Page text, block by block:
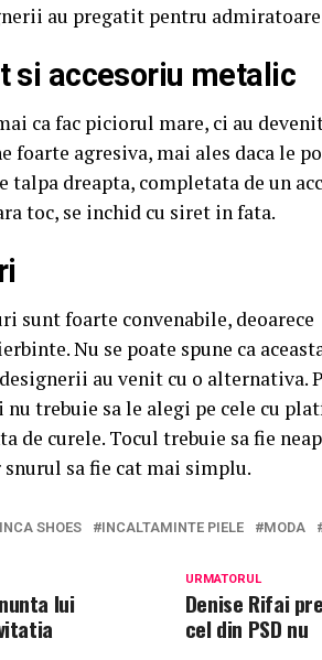
au pregatit pentru
si accesoriu metalic
ca fac piciorul mare, ci au
foarte agresiva, mai ales daca le
talpa dreapta, completata de un
toc, se inchid cu siret in fata.
sunt foarte convenabile,
Nu se poate spune ca
au venit cu o alternativa.
trebuie sa le alegi pe cele cu
de curele. Tocul trebuie sa fie
sa fie cat mai simplu.
SHOES INCALTAMINTE PIELE MODA
URMATORUL
Denise Rifai
cel din PSD nu
lui